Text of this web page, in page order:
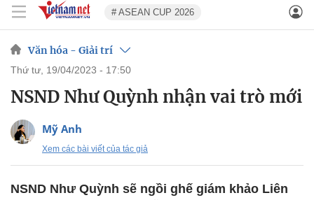
# ASEAN CUP 2026
Văn hóa - Giải trí
thứ tư, 19/04/2023 - 17:50
NSND Như Quỳnh nhận vai trò mới
Mỹ Anh
Xem các bài viết của tác giả
NSND Như Quỳnh sẽ ngồi ghế giám khảo Liên